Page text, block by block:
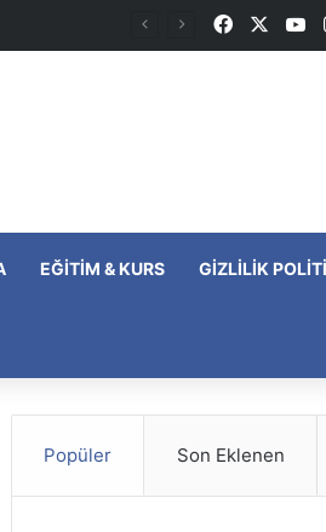
Facebook
EĞITIM & KURS GIZLILIK
Popüler Son Eklenen